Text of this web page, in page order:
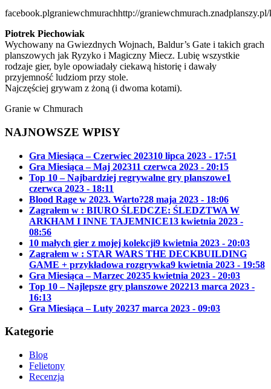
facebook.plgraniewchmurachhttp://
Piotrek Piechowiak
Wychowany na Gwiezdnych Wojnach, Baldur’s Gate i takich grach
planszowych jak Ryzyko i Magiczny Miecz. Lubię wszystkie
rodzaje gier, byle opowiadały ciekawą historię i dawały
przyjemność ludziom przy stole.
Najczęściej grywam z żoną (i dwoma kotami).
Granie w Chmurach
NAJNOWSZE WPISY
Gra Miesiąca – Czerwiec 202310 lipca 2023 - 17:51
Gra Miesiąca – Maj 202311 czerwca 2023 - 20:15
Top 10 – Najbardziej regrywalne gry planszowe1
czerwca 2023 - 18:11
Blood Rage w 2023. Warto?28 maja 2023 - 18:06
Zagrałem w : BIURO ŚLEDCZE: ŚLEDZTWA W
ARKHAM I INNE TAJEMNICE13 kwietnia 2023 -
08:56
10 małych gier z mojej kolekcji9 kwietnia 2023 - 20:03
Zagrałem w : STAR WARS THE DECKBUILDING
GAME + przykładowa rozgrywka9 kwietnia 2023 - 19:58
Gra Miesiąca – Marzec 20235 kwietnia 2023 - 20:03
Top 10 – Najlepsze gry planszowe 202213 marca 2023 -
16:13
Gra Miesiąca – Luty 20237 marca 2023 - 09:03
Kategorie
Blog
Felietony
Recenzja